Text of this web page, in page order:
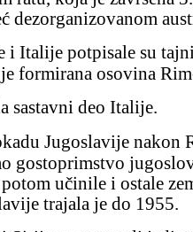
dezorganizovanom
formirana osovina
sastavni deo Italije.
gostoprimstvo
učinile i ostale
trajala je do 1955.